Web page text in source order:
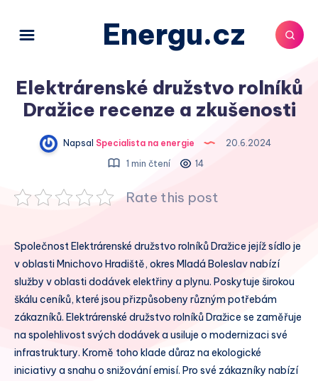
Energu.cz
Elektrárenské družstvo rolníků
Dražice recenze a zkušenosti
Napsal Specialista na energie
20.6.2024
1 min čtení
14
Rate this post
Společnost Elektrárenské družstvo rolníků Dražice jejíž sídlo je
v oblasti Mnichovo Hradiště, okres Mladá Boleslav nabízí
služby v oblasti dodávek elektřiny a plynu. Poskytuje širokou
škálu ceníků, které jsou přizpůsobeny různým potřebám
zákazníků. Elektrárenské družstvo rolníků Dražice se zaměřuje
na spolehlivost svých dodávek a usiluje o modernizaci své
infrastruktury. Kromě toho klade důraz na ekologické
iniciativy a snahu o snižování emisí. Pro své zákazníky nabízí